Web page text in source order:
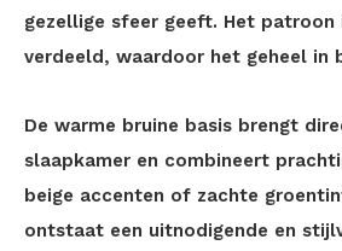
gezellige sfeer geeft. Het patroon
verdeeld, waardoor het geheel in
De warme bruine basis brengt
slaapkamer en combineert
beige accenten of zachte
ontstaat een uitnodigende en